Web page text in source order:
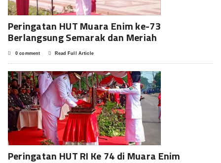
Peringatan HUT Muara Enim ke-73
Berlangsung Semarak dan Meriah
0 comment Read Full Article
Peringatan HUT RI Ke 74 di Muara Enim